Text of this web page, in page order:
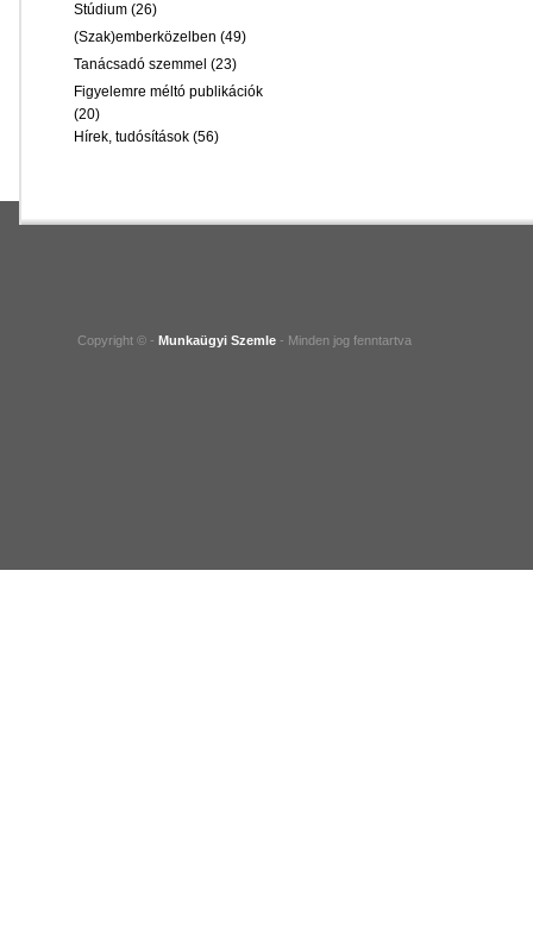
Stúdium (26)
(Szak)emberközelben (49)
Tanácsadó szemmel (23)
Figyelemre méltó publikációk
(20)
Hírek, tudósítások (56)
Copyright © - Munkaügyi Szemle - Minden jog fenntartva